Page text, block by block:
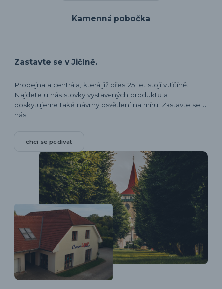
Kamenná pobočka
Zastavte se v Jičíně.
Prodejna a centrála, která již přes 25 let stojí v Jičíně.
Najdete u nás stovky vystavených produktů a
poskytujeme také návrhy osvětlení na míru. Zastavte se u
nás.
chci se podívat